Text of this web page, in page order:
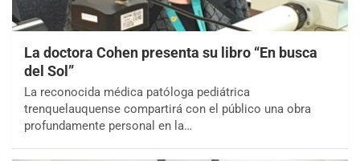
La doctora Cohen presenta su libro “En busca
del Sol”
La reconocida médica patóloga pediátrica
trenquelauquense compartirá con el público una obra
profundamente personal en la…